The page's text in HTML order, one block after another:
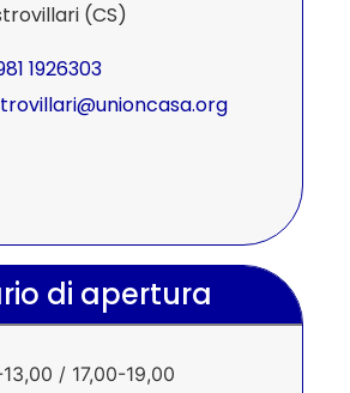
(CS)
1926303
di apertura
/ 17,00-19,00